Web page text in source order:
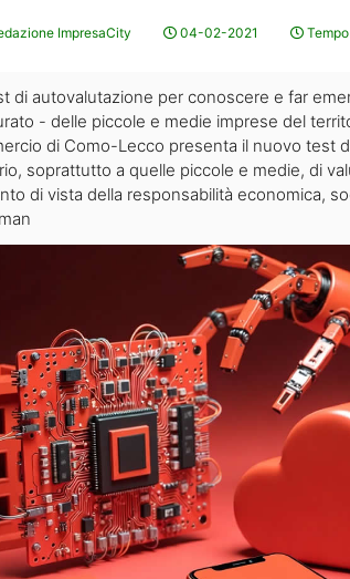
ImpresaCity 04-02-2021
di autovalutazione per conoscere e far
- delle piccole e medie imprese del
di Como-Lecco presenta il nuovo test
soprattutto a quelle piccole e medie, di
di vista della responsabilità economica,